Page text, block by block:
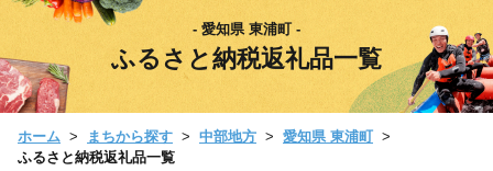
- 愛知県 東浦町 -
ふるさと納税返礼品一覧
ホーム まちから探す 中部地方
愛知県 東浦町
ふるさと納税返礼品一覧